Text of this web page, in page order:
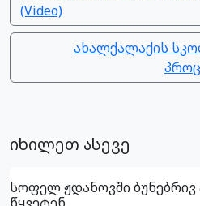
(Video)
ახალქალაქის
იხილეთ ასევე
სოფელ ჟდანოვში ბუნებრივ